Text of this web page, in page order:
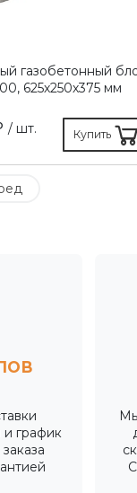
газобетонный
625х250х375 мм
/ шт. Купить
и график